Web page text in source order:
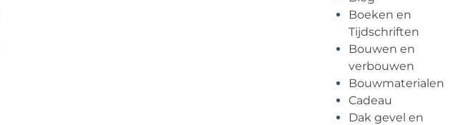
Boeken en
Tijdschriften
Bouwen en
verbouwen
Bouwmaterialen
Cadeau
Dak gevel en